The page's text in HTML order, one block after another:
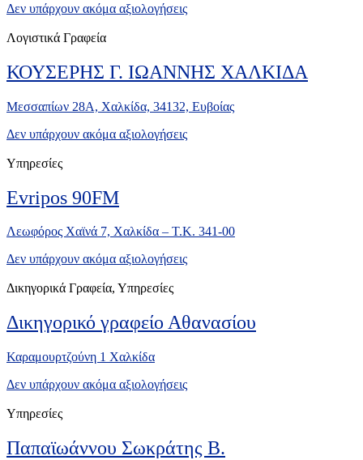
Δεν υπάρχουν ακόμα αξιολογήσεις
Λογιστικά Γραφεία
ΚΟΥΣΕΡΗΣ Γ. ΙΩΑΝΝΗΣ ΧΑΛΚΙΔΑ
Μεσσαπίων 28Α, Χαλκίδα, 34132, Ευβοίας
Δεν υπάρχουν ακόμα αξιολογήσεις
Υπηρεσίες
Evripos 90FM
Λεωφόρος Χαϊνά 7, Χαλκίδα – Τ.Κ. 341-00
Δεν υπάρχουν ακόμα αξιολογήσεις
Δικηγορικά Γραφεία, Υπηρεσίες
Δικηγορικό γραφείο Αθανασίου
Καραμουρτζούνη 1 Χαλκίδα
Δεν υπάρχουν ακόμα αξιολογήσεις
Υπηρεσίες
Παπαϊωάννου Σωκράτης Β.